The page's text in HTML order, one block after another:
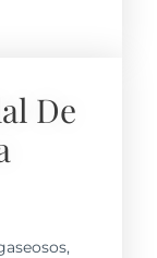
De